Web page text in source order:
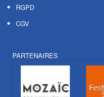
RGPD
CGV
PARTENAIRES